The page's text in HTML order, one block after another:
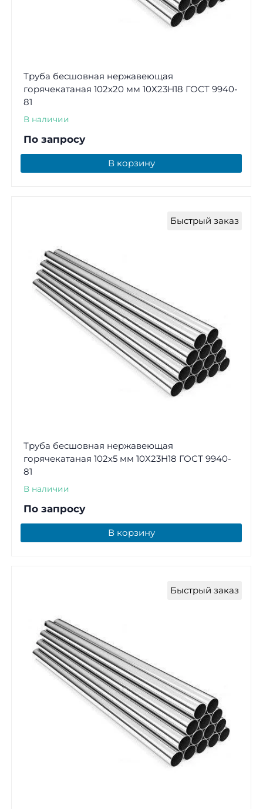
Труба бесшовная нержавеющая
горячекатаная 102х20 мм 10Х23Н18 ГОСТ 9940-
81
В наличии
По запросу
В корзину
Быстрый заказ
Труба бесшовная нержавеющая
горячекатаная 102х5 мм 10Х23Н18 ГОСТ 9940-
81
В наличии
По запросу
В корзину
Быстрый заказ